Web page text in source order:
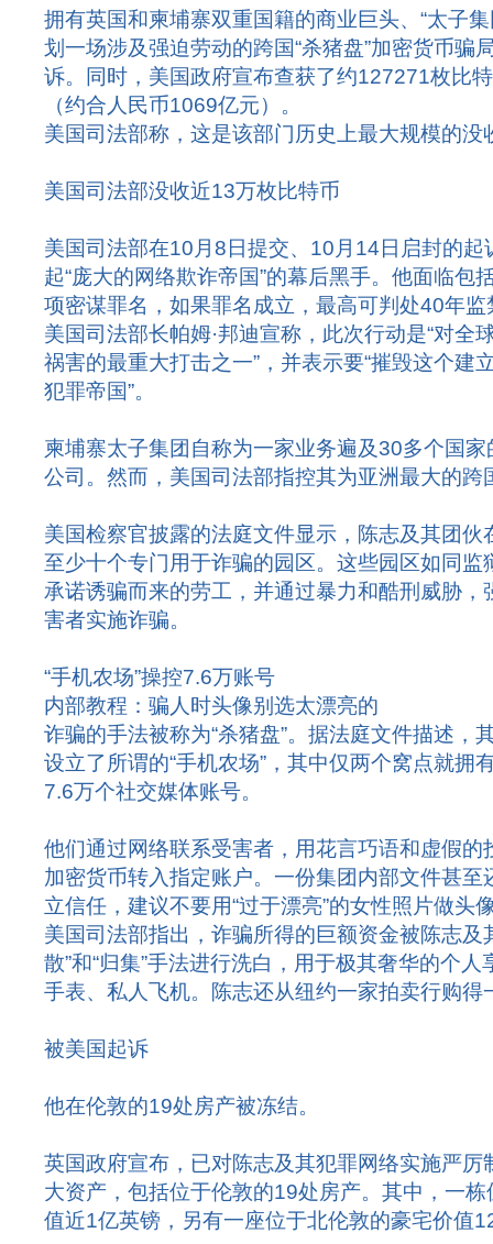
拥有英国和柬埔寨双重国籍的商业巨头、“太子
划一场涉及强迫劳动的跨国“杀猪盘”加密货币骗
诉。同时，美国政府宣布查获了约127271枚比
（约合人民币1069亿元）。
美国司法部称，这是该部门历史上最大规模的没
美国司法部没收近13万枚比特币
美国司法部在10月8日提交、10月14日启封的起
起“庞大的网络欺诈帝国”的幕后黑手。他面临包
项密谋罪名，如果罪名成立，最高可判处40年监
美国司法部长帕姆·邦迪宣称，此次行动是“对全
祸害的最重大打击之一”，并表示要“摧毁这个建
犯罪帝国”。
柬埔寨太子集团自称为一家业务遍及30多个国
公司。然而，美国司法部指控其为亚洲最大的跨
美国检察官披露的法庭文件显示，陈志及其团
至少十个专门用于诈骗的园区。这些园区如同监
承诺诱骗而来的劳工，并通过暴力和酷刑威胁
害者实施诈骗。
“手机农场”操控7.6万账号
内部教程：骗人时头像别选太漂亮的
诈骗的手法被称为“杀猪盘”。据法庭文件描述，
设立了所谓的“手机农场”，其中仅两个窝点就拥
7.6万个社交媒体账号。
他们通过网络联系受害者，用花言巧语和虚假的
加密货币转入指定账户。一份集团内部文件甚
立信任，建议不要用“过于漂亮”的女性照片做头
美国司法部指出，诈骗所得的巨额资金被陈志及
散”和“归集”手法进行洗白，用于极其奢华的个
手表、私人飞机。陈志还从纽约一家拍卖行购得
被美国起诉
他在伦敦的19处房产被冻结。
英国政府宣布，已对陈志及其犯罪网络实施严厉
大资产，包括位于伦敦的19处房产。其中，一
值近1亿英镑，另有一座位于北伦敦的豪宅价值